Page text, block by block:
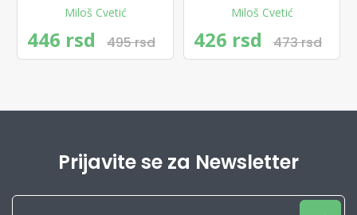
Miloš Cvetić
446 rsd 495 rsd
Miloš Cvetić
426 rsd 473 rsd
Prijavite se za Newsletter